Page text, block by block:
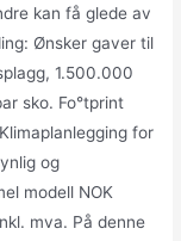
kan få glede av
Ønsker gaver til
1.500.000
sko. Fo°tprint
for
og
modell NOK
mva. På denne